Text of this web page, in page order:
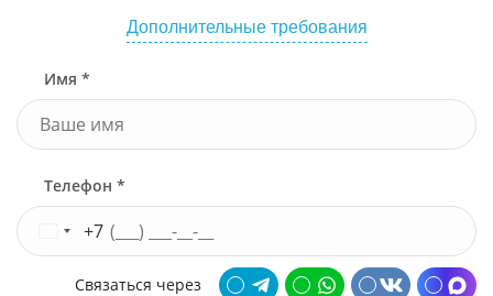
Дополнительные требования
Имя *
Телефон *
+7
Связаться через